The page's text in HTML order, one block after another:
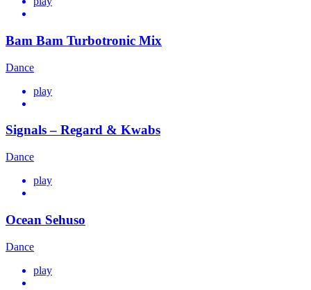
Bam Bam Turbotronic Mix
Dance
play
Signals – Regard & Kwabs
Dance
play
Ocean Sehuso
Dance
play